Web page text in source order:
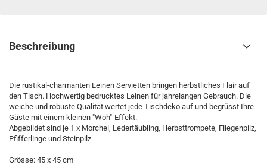
Beschreibung
Die rustikal-charmanten Leinen Servietten bringen herbstliches Flair auf
den Tisch. Hochwertig bedrucktes Leinen für jahrelangen Gebrauch. Die
weiche und robuste Qualität wertet jede Tischdeko auf und begrüsst Ihre
Gäste mit einem kleinen "Woh"-Effekt.
Abgebildet sind je 1 x Morchel, Ledertäubling, Herbsttrompete, Fliegenpilz,
Pfifferlinge und Steinpilz.
Grösse: 45 x 45 cm